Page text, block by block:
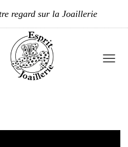
regard sur la Joaillerie